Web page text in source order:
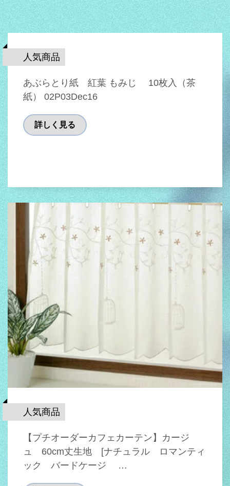
人気商品
あぶらとり紙 紅葉 もみじ 10枚入（茶
紙） 02P03Dec16
詳しく見る
人気商品
【プチオーダーカフェカーテン】カージ
ュ 60cm丈生地 [ナチュラル ロマンティ
ック バードケージ …